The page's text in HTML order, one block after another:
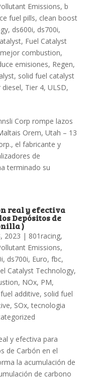
Emissions, b
fuel pills, clean boost
, ds600i, ds700i,
, Fuel Catalyst
mejor combustion,
emisiones, Regen,
, solid fuel catalyst
, Tier 4, ULSD,
Corp rompe lazos
Orem, Utah – 13
el fabricante y
de
terminado su
real y efectiva
Depósitos de
)
2023 | 801racing,
Emissions,
, ds700i, Euro, fbc,
Catalyst Technology,
, NOx, PM,
additive, solid fuel
, SOx,tecnologia
y efectiva para
de Carbón en el
la acumulación de
de carbono